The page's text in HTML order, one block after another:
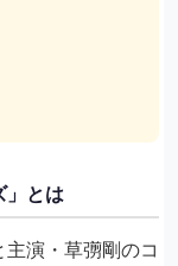
」とは
主演・草彅剛のコ